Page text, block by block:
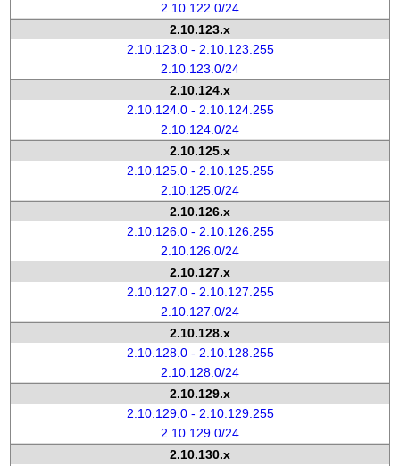
2.10.122.0/24
2.10.123.x
2.10.123.0 - 2.10.123.255
2.10.123.0/24
2.10.124.x
2.10.124.0 - 2.10.124.255
2.10.124.0/24
2.10.125.x
2.10.125.0 - 2.10.125.255
2.10.125.0/24
2.10.126.x
2.10.126.0 - 2.10.126.255
2.10.126.0/24
2.10.127.x
2.10.127.0 - 2.10.127.255
2.10.127.0/24
2.10.128.x
2.10.128.0 - 2.10.128.255
2.10.128.0/24
2.10.129.x
2.10.129.0 - 2.10.129.255
2.10.129.0/24
2.10.130.x